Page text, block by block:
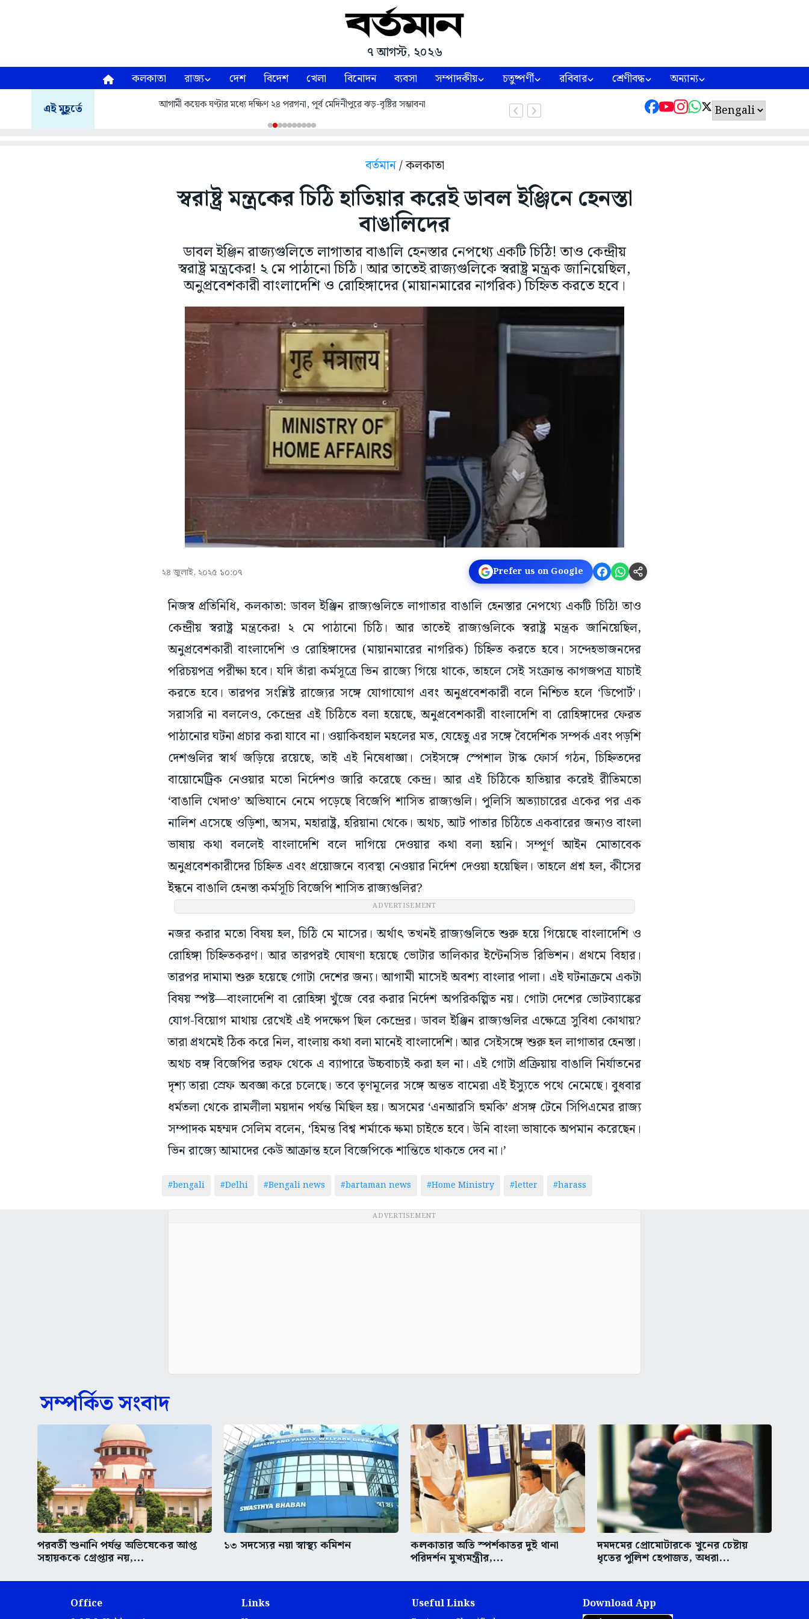
৭ আগস্ট, ২০২৬
কলকাতা রাজ্য দেশ বিদেশ খেলা বিনোদন ব্যবসা সম্পাদকীয় চতুষ্পর্ণী রবিবার শ্রেণীবদ্ধ অন্যান্য
এই মুহূর্তে আগামী কয়েক ঘণ্টার মধ্যে দক্ষিণ ২৪ পরগনা, পূর্ব মেদিনীপুরে ঝড়-বৃষ্টির সম্ভাবনা
বর্তমান/ কলকাতা
স্বরাষ্ট্র মন্ত্রকের চিঠি হাতিয়ার করেই ডাবল ইঞ্জিনে হেনস্তা
বাঙালিদের
ডাবল ইঞ্জিন রাজ্যগুলিতে লাগাতার বাঙালি হেনস্তার নেপথ্যে একটি চিঠি! তাও কেন্দ্রীয়
স্বরাষ্ট্র মন্ত্রকের! ২ মে পাঠানো চিঠি। আর তাতেই রাজ্যগুলিকে স্বরাষ্ট্র মন্ত্রক জানিয়েছিল,
অনুপ্রবেশকারী বাংলাদেশি ও রোহিঙ্গাদের (মায়ানমারের নাগরিক) চিহ্নিত করতে হবে।
২৪ জুলাই, ২০২৫ ১০:০৭ Prefer us on Google
নিজস্ব প্রতিনিধি, কলকাতা: ডাবল ইঞ্জিন রাজ্যগুলিতে লাগাতার বাঙালি হেনস্তার নেপথ্যে একটি চিঠি! তাও
কেন্দ্রীয় স্বরাষ্ট্র মন্ত্রকের! ২ মে পাঠানো চিঠি। আর তাতেই রাজ্যগুলিকে স্বরাষ্ট্র মন্ত্রক জানিয়েছিল,
অনুপ্রবেশকারী বাংলাদেশি ও রোহিঙ্গাদের (মায়ানমারের নাগরিক) চিহ্নিত করতে হবে। সন্দেহভাজনদের
পরিচয়পত্র পরীক্ষা হবে। যদি তাঁরা কর্মসূত্রে ভিন রাজ্যে গিয়ে থাকে, তাহলে সেই সংক্রান্ত কাগজপত্র যাচাই
করতে হবে। তারপর সংশ্লিষ্ট রাজ্যের সঙ্গে যোগাযোগ এবং অনুপ্রবেশকারী বলে নিশ্চিত হলে ‘ডিপোর্ট’।
সরাসরি না বললেও, কেন্দ্রের এই চিঠিতে বলা হয়েছে, অনুপ্রবেশকারী বাংলাদেশি বা রোহিঙ্গাদের ফেরত
পাঠানোর ঘটনা প্রচার করা যাবে না। ওয়াকিবহাল মহলের মত, যেহেতু এর সঙ্গে বৈদেশিক সম্পর্ক এবং পড়শি
দেশগুলির স্বার্থ জড়িয়ে রয়েছে, তাই এই নিষেধাজ্ঞা। সেইসঙ্গে স্পেশাল টাস্ক ফোর্স গঠন, চিহ্নিতদের
বায়োমেট্রিক নেওয়ার মতো নির্দেশও জারি করেছে কেন্দ্র। আর এই চিঠিকে হাতিয়ার করেই রীতিমতো
‘বাঙালি খেদাও’ অভিযানে নেমে পড়েছে বিজেপি শাসিত রাজ্যগুলি। পুলিসি অত্যাচারের একের পর এক
নালিশ এসেছে ওড়িশা, অসম, মহারাষ্ট্র, হরিয়ানা থেকে। অথচ, আট পাতার চিঠিতে একবারের জন্যও বাংলা
ভাষায় কথা বললেই বাংলাদেশি বলে দাগিয়ে দেওয়ার কথা বলা হয়নি। সম্পূর্ণ আইন মোতাবেক
অনুপ্রবেশকারীদের চিহ্নিত এবং প্রয়োজনে ব্যবস্থা নেওয়ার নির্দেশ দেওয়া হয়েছিল। তাহলে প্রশ্ন হল, কীসের
ইন্ধনে বাঙালি হেনস্তা কর্মসূচি বিজেপি শাসিত রাজ্যগুলির?
ADVERTISEMENT
নজর করার মতো বিষয় হল, চিঠি মে মাসের। অর্থাৎ তখনই রাজ্যগুলিতে শুরু হয়ে গিয়েছে বাংলাদেশি ও
রোহিঙ্গা চিহ্নিতকরণ। আর তারপরই ঘোষণা হয়েছে ভোটার তালিকার ইন্টেনসিভ রিভিশন। প্রথমে বিহার।
তারপর দামামা শুরু হয়েছে গোটা দেশের জন্য। আগামী মাসেই অবশ্য বাংলার পালা। এই ঘটনাক্রমে একটা
বিষয় স্পষ্ট—বাংলাদেশি বা রোহিঙ্গা খুঁজে বের করার নির্দেশ অপরিকল্পিত নয়। গোটা দেশের ভোটব্যাঙ্কের
যোগ-বিয়োগ মাথায় রেখেই এই পদক্ষেপ ছিল কেন্দ্রের। ডাবল ইঞ্জিন রাজ্যগুলির এক্ষেত্রে সুবিধা কোথায়?
তারা প্রথমেই ঠিক করে নিল, বাংলায় কথা বলা মানেই বাংলাদেশি। আর সেইসঙ্গে শুরু হল লাগাতার হেনস্তা।
অথচ বঙ্গ বিজেপির তরফ থেকে এ ব্যাপারে উচ্চবাচ্যই করা হল না। এই গোটা প্রক্রিয়ায় বাঙালি নির্যাতনের
দৃশ্য তারা স্রেফ অবজ্ঞা করে চলেছে। তবে তৃণমূলের সঙ্গে অন্তত বামেরা এই ইস্যুতে পথে নেমেছে। বুধবার
ধর্মতলা থেকে রামলীলা ময়দান পর্যন্ত মিছিল হয়। অসমের ‘এনআরসি হুমকি’ প্রসঙ্গ টেনে সিপিএমের রাজ্য
সম্পাদক মহম্মদ সেলিম বলেন, ‘হিমন্ত বিশ্ব শর্মাকে ক্ষমা চাইতে হবে। উনি বাংলা ভাষাকে অপমান করেছেন।
ভিন রাজ্যে আমাদের কেউ আক্রান্ত হলে বিজেপিকে শান্তিতে থাকতে দেব না।’
#bengali #Delhi #Bengali news #bartaman news #Home Ministry #letter #harass
ADVERTISEMENT
সম্পর্কিত সংবাদ
পরবর্তী শুনানি পর্যন্ত অভিষেকের আপ্ত
সহায়ককে গ্রেপ্তার নয়,...
১৩ সদস্যের নয়া স্বাস্থ্য কমিশন কলকাতার অতি স্পর্শকাতর দুই থানা
পরিদর্শন মুখ্যমন্ত্রীর,...
দমদমের প্রোমোটারকে খুনের চেষ্টায়
ধৃতের পুলিশ হেপাজত, অধরা...
Office Links Useful Links Download App